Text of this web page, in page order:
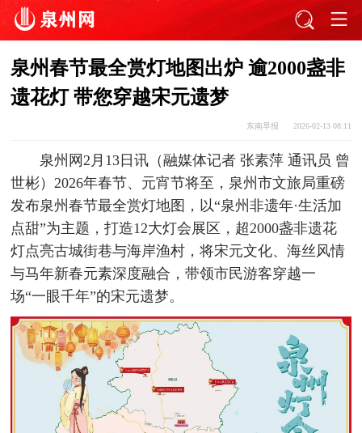
泉州春节最全赏灯地图出炉 逾2000盏非
遗花灯 带您穿越宋元遗梦
东南早报 2026-02-13 08:11
泉州网2月13日讯（融媒体记者 张素萍 通讯员 曾
世彬）2026年春节、元宵节将至，泉州市文旅局重磅
发布泉州春节最全赏灯地图，以“泉州非遗年·生活加
点甜”为主题，打造12大灯会展区，超2000盏非遗花
灯点亮古城街巷与海岸渔村，将宋元文化、海丝风情
与马年新春元素深度融合，带领市民游客穿越一
场“一眼千年”的宋元遗梦。